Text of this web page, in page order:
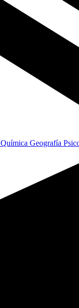
Química Geografía